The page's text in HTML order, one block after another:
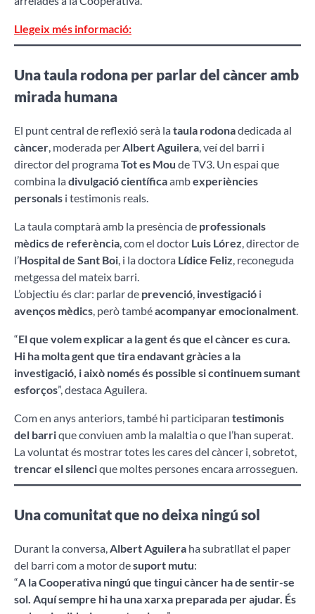
Llegeix més informació:
Una taula rodona per parlar del càncer amb
mirada humana
El punt central de reflexió serà lataula rodonadedicada al
càncer, moderada perAlbert Aguilera, veí del barri i
director del programaTot es Mou de TV3. Un espai que
combina ladivulgació científicaambexperiències
personals i testimonis reals.
La taula comptarà amb la presència de professionals
mèdics de referència, com el doctor Luis Lórez, director de
l’Hospital de Sant Boi, i la doctora Lídice Feliz, reconeguda
metgessa del mateix barri.
L’objectiu és clar: parlar de prevenció, investigació i
avenços mèdics, però tambéacompanyar emocionalment.
“El que volem explicar a la gent és que el càncer es cura.
Hi ha molta gent que tira endavant gràcies a la
investigació, i això només és possible si continuem sumant
esforços”, destaca Aguilera.
Com en anys anteriors, també hi participaran testimonis
del barrique conviuen amb la malaltia o que l’han superat.
La voluntat és mostrar totes les cares del càncer i, sobretot,
trencar el silencique moltes persones encara arrosseguen.
Una comunitat que no deixa ningú sol
Durant la conversa, Albert Aguilera ha subratllat el paper
del barri com a motor desuport mutu:
“A la Cooperativa ningú que tingui càncer ha de sentir-se
sol. Aquí sempre hi ha una xarxa preparada per ajudar. És